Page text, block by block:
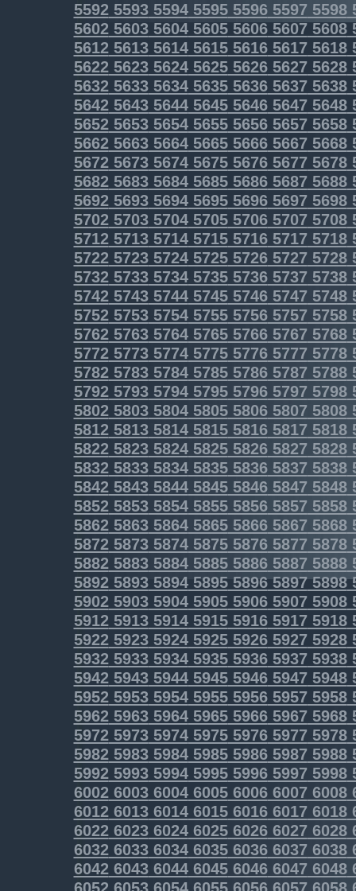
559255935594559555965597 5598
5602560356045605560656075608
5612561356145615561656175618
5622562356245625562656275628
5632563356345635563656375638
5642564356445645564656475648
5652565356545655565656575658
5662566356645665566656675668
5672567356745675567656775678
5682568356845685568656875688
5692569356945695569656975698
5702570357045705570657075708
5712571357145715571657175718
5722572357245725572657275728
5732573357345735573657375738
5742574357445745574657475748
5752575357545755575657575758
576257635764576557665767 5768
577257735774577557765777 5778
578257835784578557865787 5788
579257935794579557965797 5798
580258035804580558065807 5808
581258135814581558165817 5818
582258235824582558265827 5828
583258335834583558365837 5838
584258435844584558465847 5848
585258535854585558565857 5858
586258635864586558665867 5868
587258735874587558765877 5878
588258835884588558865887 5888
5892589358945895589658975898
5902590359045905590659075908
5912591359145915591659175918
5922592359245925592659275928
5932593359345935593659375938
5942594359445945594659475948
5952595359545955595659575958
5962596359645965596659675968
5972597359745975597659775978
5982598359845985598659875988
5992599359945995599659975998
6002600360046005600660076008
6012601360146015601660176018
6022602360246025602660276028
603260336034603560366037 6038
604260436044604560466047 6048